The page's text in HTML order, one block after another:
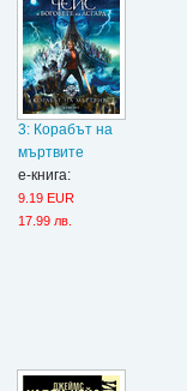
3: Корабът на
мъртвите
е-книга:
9.19 EUR
17.99 лв.